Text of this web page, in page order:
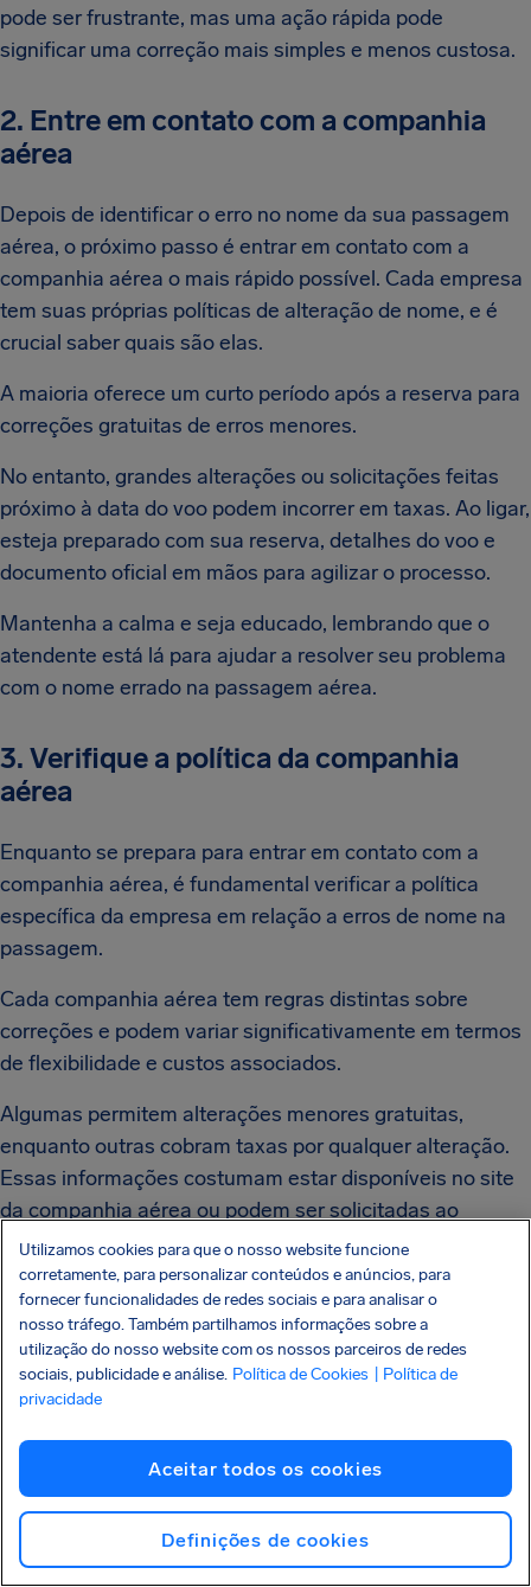
pode ser frustrante, mas uma ação rápida pode
significar uma correção mais simples e menos custosa.
2. Entre em contato com a companhia
aérea
Depois de identificar o erro no nome da sua passagem
aérea, o próximo passo é entrar em contato com a
companhia aérea o mais rápido possível. Cada empresa
tem suas próprias políticas de alteração de nome, e é
crucial saber quais são elas.
A maioria oferece um curto período após a reserva para
correções gratuitas de erros menores.
No entanto, grandes alterações ou solicitações feitas
próximo à data do voo podem incorrer em taxas. Ao ligar,
esteja preparado com sua reserva, detalhes do voo e
documento oficial em mãos para agilizar o processo.
Mantenha a calma e seja educado, lembrando que o
atendente está lá para ajudar a resolver seu problema
com o nome errado na passagem aérea.
3. Verifique a política da companhia
aérea
Enquanto se prepara para entrar em contato com a
companhia aérea, é fundamental verificar a política
específica da empresa em relação a erros de nome na
passagem.
Cada companhia aérea tem regras distintas sobre
correções e podem variar significativamente em termos
de flexibilidade e custos associados.
Algumas permitem alterações menores gratuitas,
enquanto outras cobram taxas por qualquer alteração.
Essas informações costumam estar disponíveis no site
da companhia aérea ou podem ser solicitadas ao
atendimento ao cliente.
Entender essas políticas pode ajudá-lo a navegar na
situação de ter o nome errado na passagem aérea de
forma mais eficaz e evitar surpresas desagradáveis ou
custos adicionais.
4. Documentos necessários
Quando se trata de corrigir um erro no nome da
passagem aérea, é provável que a companhia aérea
Utilizamos cookies para que o nosso website funcione
corretamente, para personalizar conteúdos e anúncios, para
fornecer funcionalidades de redes sociais e para analisar o
nosso tráfego. Também partilhamos informações sobre a
utilização do nosso website com os nossos parceiros de redes
sociais, publicidade e análise. Política de Cookies
| Política de
privacidade
Aceitar todos os cookies
Definições de cookies